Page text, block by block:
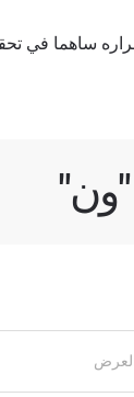
ساهما في